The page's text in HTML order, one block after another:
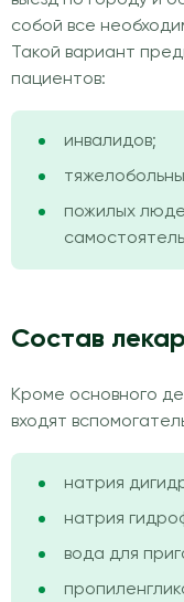
собой все
Такой вариант
пациентов:
инвалидов;
пожилых
Состав
Кроме основного
входят
натрия
натрия
вода для